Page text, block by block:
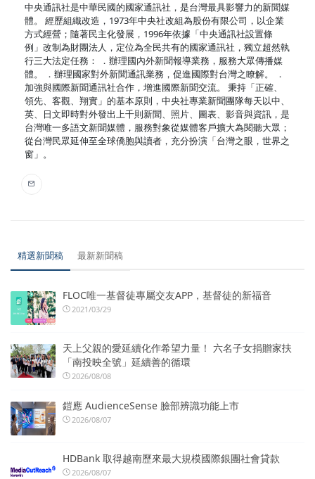
中央通訊社是中華民國的國家通訊社，是台灣最具影響力的新聞媒
體。 經歷組織改造，1973年中央社改組為股份有限公司，以企業
方式經營；隨著民主化發展，1996年依據「中央通訊社設置條
例」改制為財團法人，定位為全民共有的國家通訊社，獨立超然執
行三大法定任務： ．辦理國內外新聞報導業務，服務大眾傳播媒
體。 ．辦理國家對外新聞通訊業務，促進國際對台灣之瞭解。 ．
加強與國際新聞通訊社合作，增進國際新聞交流。 秉持「正確、
領先、客觀、翔實」的基本原則，中央社專業新聞團隊每天以中、
英、日文即時對外發出上千則新聞、照片、圖表、影音與資訊，是
台灣唯一多語文新聞媒體，服務對象從媒體客戶擴大為閱聽大眾；
從台灣民眾延伸至全球僑胞與讀者，充分扮演「台灣之眼，世界之
窗」。
精選新聞稿 最新新聞稿
FLOC唯一基督徒專屬交友APP，基督徒的新福音
2021/03/29
天上父親的愛延續化作希望力量！ 六名子女捐贈家扶
「南投映全號」延續善的循環
2026/08/08
鎧應 AudienceSense 臉部辨識功能上市
2026/08/07
HDBank 取得越南歷來最大規模國際銀團社會貸款
2026/08/07